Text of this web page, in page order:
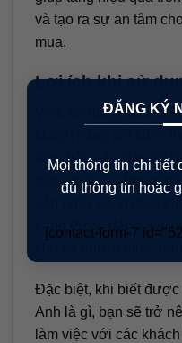
ĐĂNG KÝ
Mọi thông tin chi tiết
đủ thông tin hoặc
[contact-form-7
và tạo ra sự an tâm
mua.
Lợi ích khi sử
Việc sử dụng dịch vụ
đảm bảo các giao
trình pháp lý. Trong
càng được đánh giá
Đặc biệt, khi biết
Anh là gì, bạn sẽ trở
làm việc với các